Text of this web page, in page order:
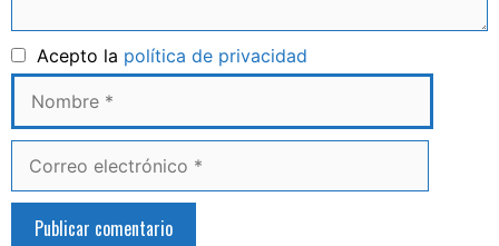
Acepto la política de privacidad